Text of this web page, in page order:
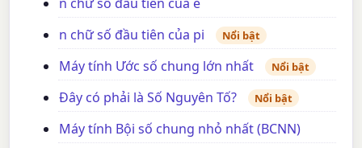
n chữ số đầu tiên của pi
Nổi bật
Máy tính Ước số chung lớn nhất Nổi bật
Đây có phải là Số Nguyên Tố? Nổi bật
Máy tính Bội số chung nhỏ nhất (BCNN)